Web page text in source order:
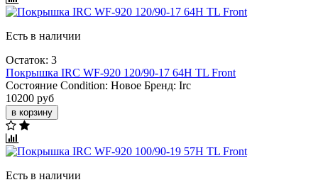
Есть в наличии
Остаток: 3
Покрышка IRC WF-920 120/90-17 64H TL Front
Состояние Condition: Новое Бренд: Irc
10200 руб
в корзину
Есть в наличии